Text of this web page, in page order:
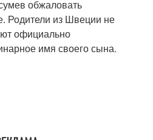
обжаловать
Родители из Швеции не
официально
имя своего сына.